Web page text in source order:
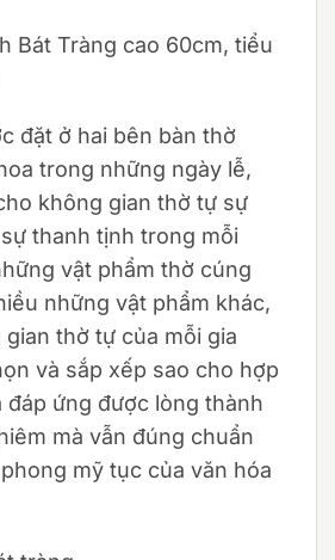
Bát Tràng cao 60cm, tiểu
đặt ở hai bên bàn thờ
trong những ngày lễ,
không gian thờ tự sự
thanh tịnh trong mỗi
vật phẩm thờ cúng
những vật phẩm khác,
thờ tự của mỗi gia
và sắp xếp sao cho hợp
đáp ứng được lòng thành
mà vẫn đúng chuẩn
mỹ tục của văn hóa